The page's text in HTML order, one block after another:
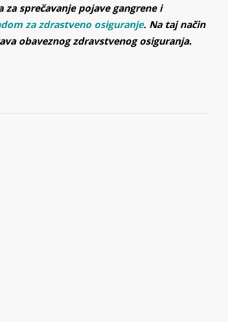
sprečavanje pojave gangrene i
za zdrastveno osiguranje. Na taj način
obaveznog zdravstvenog osiguranja.